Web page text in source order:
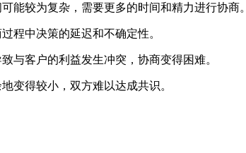
能较为复杂，需要更多的时间和精力进行协商。
程中决策的延迟和不确定性。
与客户的利益发生冲突，协商变得困难。
变得较小，双方难以达成共识。